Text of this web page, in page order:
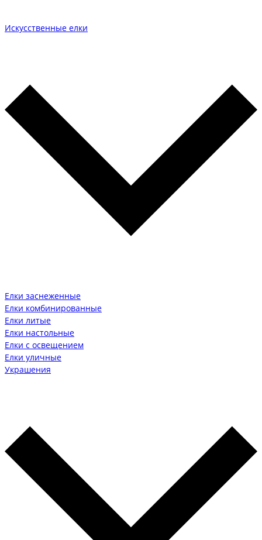
Искусственные елки
Елки заснеженные
Елки комбинированные
Елки литые
Елки настольные
Елки с освещением
Елки уличные
Украшения